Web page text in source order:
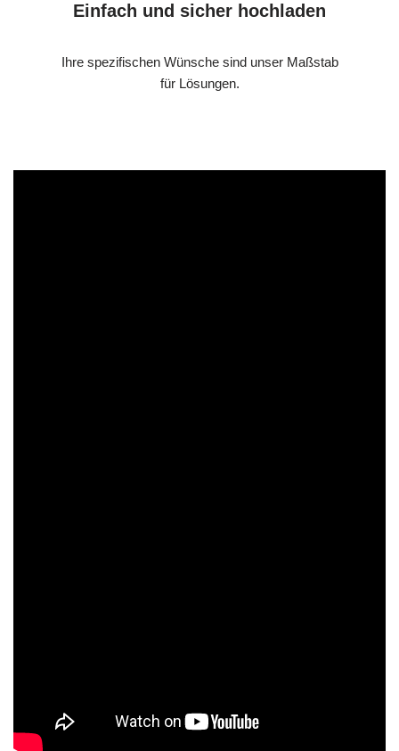
Einfach und sicher hochladen
Ihre spezifischen Wünsche sind unser Maßstab
für Lösungen.